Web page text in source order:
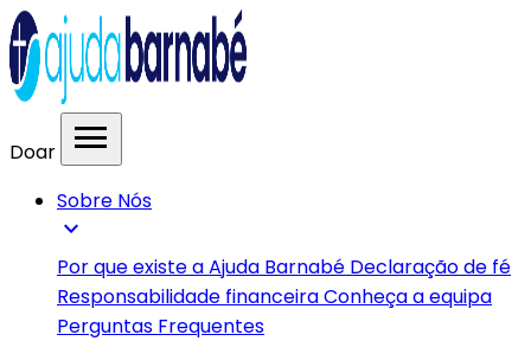
Doar menu
Sobre Nós
expand_more
Por que existe a Ajuda Barnabé Declaração de fé
Responsabilidade financeiraConheça a equipa
Perguntas Frequentes